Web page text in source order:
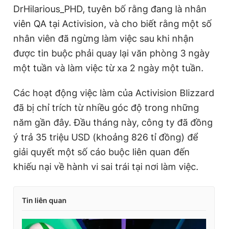
DrHilarious_PHD, tuyên bố rằng đang là nhân
viên QA tại Activision, và cho biết rằng một số
nhân viên đã ngừng làm việc sau khi nhận
được tin buộc phải quay lại văn phòng 3 ngày
một tuần và làm việc từ xa 2 ngày một tuần.
Các hoạt động việc làm của Activision Blizzard
đã bị chỉ trích từ nhiều góc độ trong những
năm gần đây. Đầu tháng này, công ty đã đồng
ý trả 35 triệu USD (khoảng 826 tỉ đồng) để
giải quyết một số cáo buộc liên quan đến
khiếu nại về hành vi sai trái tại nơi làm việc.
Tin liên quan